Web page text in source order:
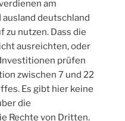
am
deutschland
zu nutzen. Dass die
ausreichten, oder
prüfen
zwischen 7 und 22
Es gibt hier keine
die
Rechte von Dritten.